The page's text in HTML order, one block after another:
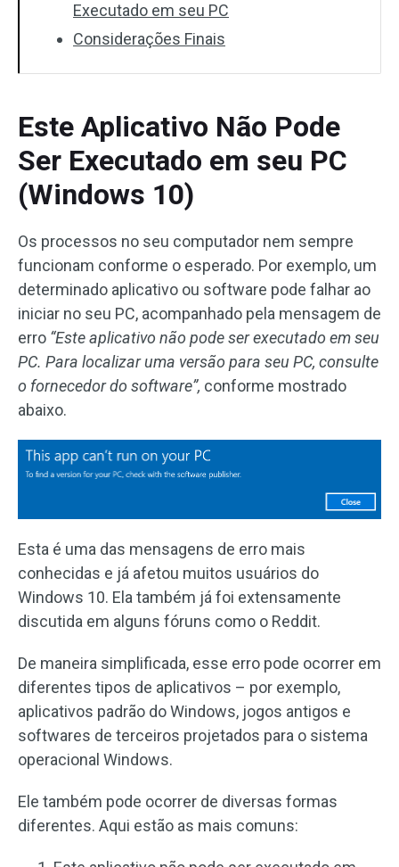
Executado em seu PC
Considerações Finais
Este Aplicativo Não Pode
Ser Executado em seu PC
(Windows 10)
Os processos no seu computador nem sempre
funcionam conforme o esperado. Por exemplo, um
determinado aplicativo ou software pode falhar ao
iniciar no seu PC, acompanhado pela mensagem de
erro “Este aplicativo não pode ser executado em seu
PC. Para localizar uma versão para seu PC, consulte
o fornecedor do software”, conforme mostrado
abaixo.
Esta é uma das mensagens de erro mais
conhecidas e já afetou muitos usuários do
Windows 10. Ela também já foi extensamente
discutida em alguns fóruns como o Reddit.
De maneira simplificada, esse erro pode ocorrer em
diferentes tipos de aplicativos – por exemplo,
aplicativos padrão do Windows, jogos antigos e
softwares de terceiros projetados para o sistema
operacional Windows.
Ele também pode ocorrer de diversas formas
diferentes. Aqui estão as mais comuns: